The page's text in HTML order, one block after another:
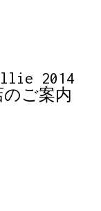
2014
ご案内